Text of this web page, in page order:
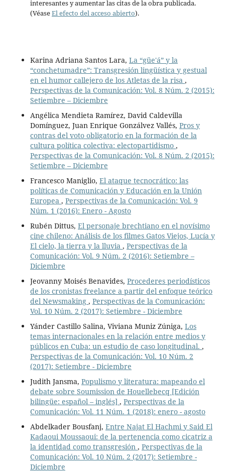
interesantes y aumentar las citas de la obra publicada.
(VéaseEl efecto del acceso abierto).
Karina Adriana Santos Lara, La “güe'á” y la
“conchetumadre”: Transgresión lingüística y gestual
en el humor callejero de los Atletas de la risa ,
Perspectivas de la Comunicación: Vol. 8 Núm. 2 (2015):
Setiembre – Diciembre
Angélica Mendieta Ramírez, David Caldevilla
Domínguez, Juan Enrique Gonzálvez Vallés, Pros y
contras del voto obligatorio en la formación de la
cultura política colectiva: electopartidismo ,
Perspectivas de la Comunicación: Vol. 8 Núm. 2 (2015):
Setiembre – Diciembre
Francesco Maniglio, El ataque tecnocrático: las
políticas de Comunicación y Educación en la Unión
Europea , Perspectivas de la Comunicación: Vol. 9
Núm. 1 (2016): Enero - Agosto
Rubén Dittus, El personaje brechtiano en el novísimo
cine chileno: Análisis de los filmes Gatos Viejos, Lucía y
El cielo, la tierra y la lluvia , Perspectivas de la
Comunicación: Vol. 9 Núm. 2 (2016): Setiembre –
Diciembre
Jeovanny Moisés Benavides, Procederes periodísticos
de los cronistas freelance a partir del enfoque teórico
del Newsmaking , Perspectivas de la Comunicación:
Vol. 10 Núm. 2 (2017): Setiembre - Diciembre
Yánder Castillo Salina, Viviana Muniz Zúniga, Los
temas internacionales en la relación entre medios y
públicos en Cuba: un estudio de caso longitudinal. ,
Perspectivas de la Comunicación: Vol. 10 Núm. 2
(2017): Setiembre - Diciembre
Judith Jansma, Populismo y literatura: mapeando el
debate sobre Soumission de Houellebecq [Edición
bilingüe: español – inglés] , Perspectivas de la
Comunicación: Vol. 11 Núm. 1 (2018): enero - agosto
Abdelkader Bousfanj, Entre Najat El Hachmi y Said El
Kadaoui Moussaoui: de la pertenencia como cicatriz a
la identidad como transgresión , Perspectivas de la
Comunicación: Vol. 10 Núm. 2 (2017): Setiembre -
Diciembre